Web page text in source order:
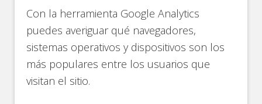
Con la herramienta Google Analytics
puedes averiguar qué navegadores,
sistemas operativos y dispositivos son los
más populares entre los usuarios que
visitan el sitio.